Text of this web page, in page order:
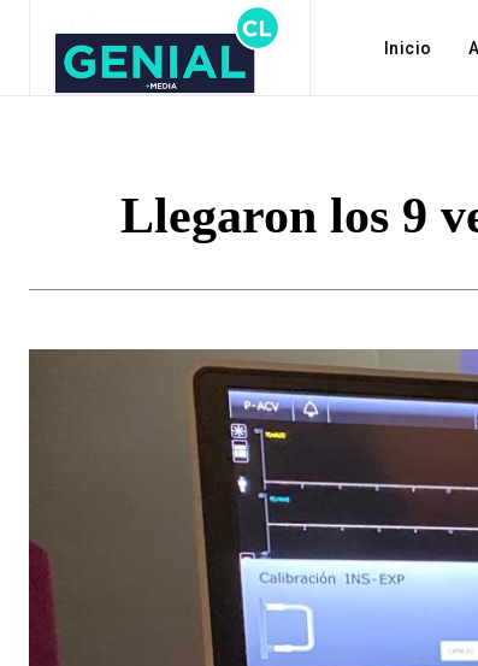
Inicio
Llegaron los 9